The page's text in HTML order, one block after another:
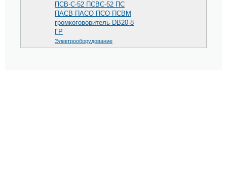
ПСВ-С-52 ПСВС-52 ПС
ПАСВ ПАСО ПСО ПСВМ
громкоговоритель DB20-8
ГР
Электрооборудование